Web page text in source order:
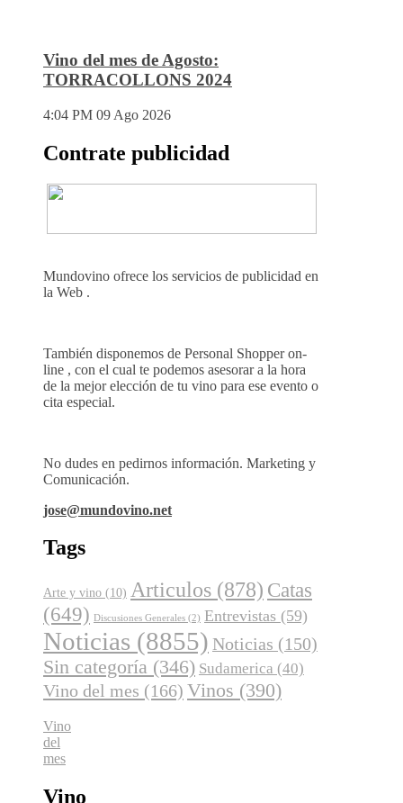
Vino del mes de Agosto:
TORRACOLLONS 2024
4:04 PM 09 Ago 2026
Contrate publicidad
Mundovino ofrece los servicios de publicidad en
la Web .
También disponemos de Personal Shopper on-
line , con el cual te podemos asesorar a la hora
de la mejor elección de tu vino para ese evento o
cita especial.
No dudes en pedirnos información. Marketing y
Comunicación.
jose@mundovino.net
Tags
Arte y vino (10) Articulos (878) Catas
(649) Discusiones Generales (2) Entrevistas (59)
Noticias (8855) Noticias (150)
Sin categoría (346) Sudamerica (40)
Vino del mes (166) Vinos (390)
Vino
del
mes
Vino